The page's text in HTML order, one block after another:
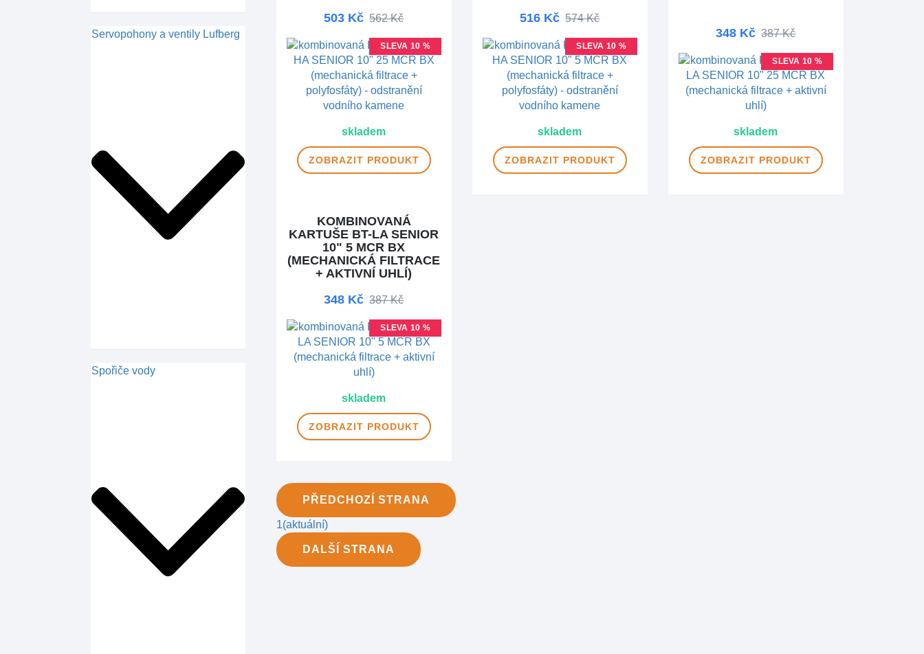
Servopohony a ventily Lufberg
Spořiče vody
503 Kč 562 Kč
SLEVA 10 %
skladem
ZOBRAZIT PRODUKT
516 Kč 574 Kč
SLEVA 10 %
skladem
ZOBRAZIT PRODUKT
348 Kč 387 Kč
SLEVA 10 %
skladem
ZOBRAZIT PRODUKT
KOMBINOVANÁ
KARTUŠE BT-LA SENIOR
10" 5 MCR BX
(MECHANICKÁ FILTRACE
+ AKTIVNÍ UHLÍ)
348 Kč 387 Kč
SLEVA 10 %
skladem
ZOBRAZIT PRODUKT
PŘEDCHOZÍ STRANA
1(aktuální)
DALŠÍ STRANA